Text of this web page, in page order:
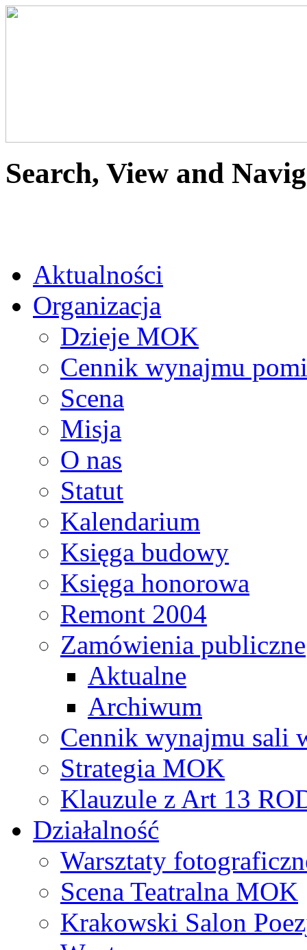
Search, View and
Aktualności
Organizacja
Dzieje MOK
Cennik wynajmu
Scena
Misja
O nas
Statut
Kalendarium
Księga budowy
Księga honorowa
Remont 2004
Zamówienia publiczne
Aktualne
Archiwum
Cennik wynajmu sali
Strategia MOK
Klauzule z Art 13
Działalność
Warsztaty
Scena Teatralna MOK
Krakowski Salon